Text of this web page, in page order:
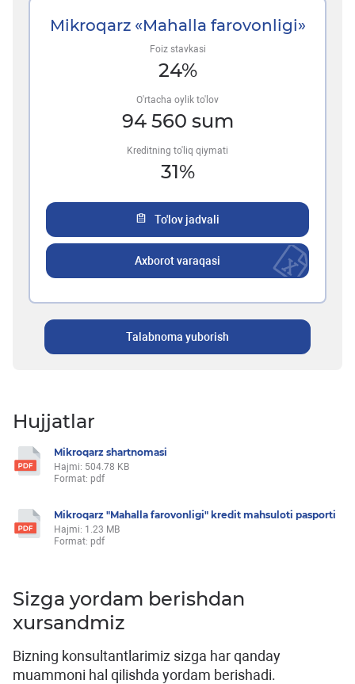
Mikroqarz «Mahalla farovonligi»
Foiz stavkasi
24%
O'rtacha oylik to'lov
94 560 sum
Kreditning to'liq qiymati
31%
To'lov jadvali
Axborot varaqasi
Talabnoma yuborish
Hujjatlar
Mikroqarz shartnomasi
Hajmi: 504.78 KB
Format: pdf
Mikroqarz "Mahalla farovonligi" kredit mahsuloti pasporti
Hajmi: 1.23 MB
Format: pdf
Sizga yordam berishdan
xursandmiz
Bizning konsultantlarimiz sizga har qanday
muammoni hal qilishda yordam berishadi.